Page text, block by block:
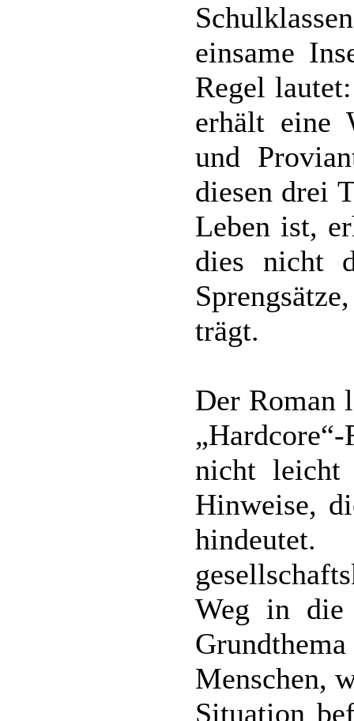
einsame
Regel
erhält eine
und
diesen drei
Leben ist,
dies nicht
trägt.
Der Roman
nicht leicht
Hinweise,
Weg in die
Menschen,
Situation